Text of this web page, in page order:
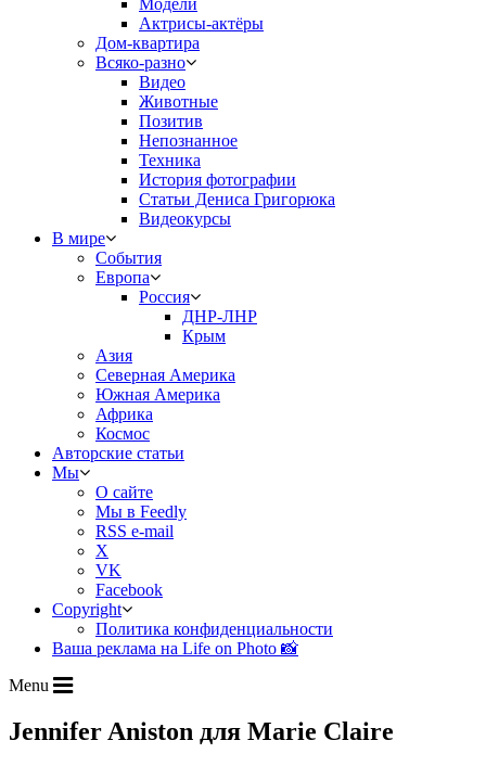
Актрисы-актёры
Дом-квартира
Всяко-разно
Видео
Животные
Позитив
Непознанное
Техника
История фотографии
Статьи Дениса Григорюка
Видеокурсы
В мире
События
Европа
Россия
ДНР-ЛНР
Крым
Азия
Северная Америка
Южная Америка
Африка
Космос
Авторские статьи
Мы
О сайте
Мы в Feedly
RSS e-mail
X
VK
Facebook
Copyright
Политика конфиденциальности
Ваша реклама на Life on Photo 📸
Menu
Jennifer Aniston для Marie Claire